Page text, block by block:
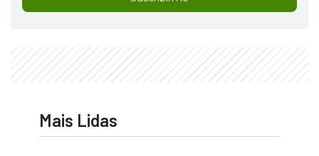
Mais Lidas